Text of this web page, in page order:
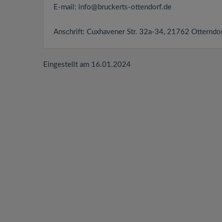
E-mail: info@bruckerts-ottendorf.de
Anschrift: Cuxhavener Str. 32a-34, 21762
Eingestellt am 16.01.2024